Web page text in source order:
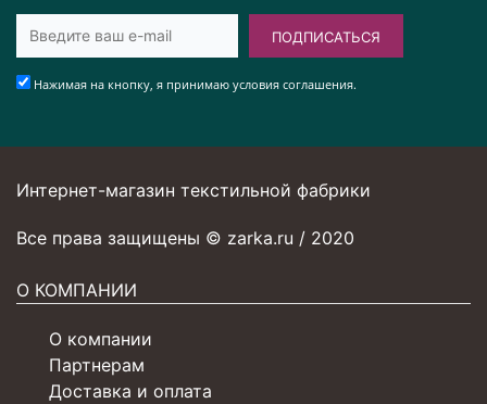
ПОДПИСАТЬСЯ
Нажимая на кнопку, я принимаю условия соглашения.
Интернет-магазин текстильной фабрики
Все права защищены © zarka.ru / 2020
О КОМПАНИИ
О компании
Партнерам
Доставка и оплата